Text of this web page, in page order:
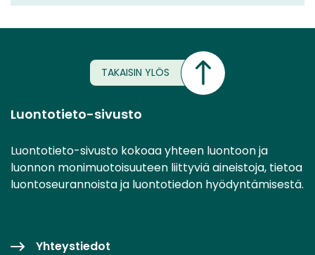
TAKAISIN YLÖS
Luontotieto-sivusto
Luontotieto-sivusto kokoaa yhteen luontoon ja
luonnon monimuotoisuuteen liittyviä aineistoja, tietoa
luontoseurannoista ja luontotiedon hyödyntämisestä.
Yhteystiedot